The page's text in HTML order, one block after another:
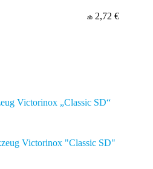
ab 2,72 €
Victorinox „Classic SD“